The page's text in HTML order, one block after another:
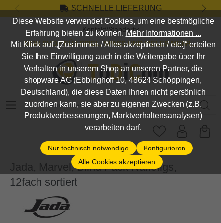
Zum Hauptinhalt springenSCHNELLE LIEFERUNG
Kontakt/Standort
DEIN SHOP FÜR SPIEL, SPASS UND VIELES MEHR...
Suchbegriff eingeben ...
Jada, Marvel, Blind Pack Nanofigs,
12fach sortiert
Diese Website verwendet Cookies, um eine bestmögliche
Erfahrung bieten zu können.Mehr Informationen ...
Mit Klick auf „[Zustimmen / Alles akzeptieren / etc.]“ erteilen
Sie Ihre Einwilligung auch in die Weitergabe über Ihr
Verhalten in unserem Shop an unseren Partner, die
shopware AG (Ebbinghoff 10, 48624 Schöppingen,
Deutschland), die diese Daten Ihnen nicht persönlich
zuordnen kann, sie aber zu eigenen Zwecken (z.B.
Produktverbesserungen, Marktverhaltensanalysen)
verarbeiten darf.
Nur technisch notwendige
Konfigurieren
Alle Cookies akzeptieren